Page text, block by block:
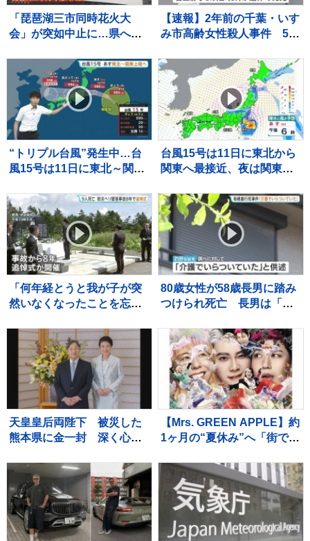
「琵琶湖三市同時花火大
会」が突如中止に…県への
は注意喚起も
【速報】2年前の千葉・いす
み市高齢女性殺人事件 54
捕 容疑を否認
“トリプル台風”発生中…台
風15号は11日に東北～関東
しい雨のおそれ【予報士解
説】
台風15号は11日に東北から
関東へ最接近、夜は関東や
岸を中心に強風や高波にも
注意【台風情報】
「何年経とうと我が子が突
然いなくなったことを忘れ
てはならない」 群馬県防
災ヘリ墜落事故から8年 中
之条町で追悼式
80歳女性が58歳長男に踏み
つけられ死亡 長男は「介
述、日常的に暴行か 大
阪・岬町
天皇皇后両陛下 被災した
熊本県に金一封 深く心痛
【Mrs. GREEN APPLE】約
1ヶ月の“夏休み”へ「街で見
慮を」事務所の呼びかけに
「ゆっくり休んで！」と温
かい声続々